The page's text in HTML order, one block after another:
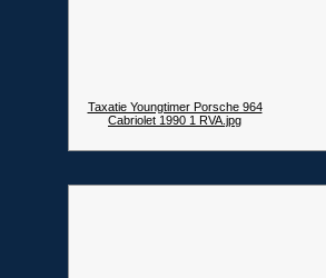
Taxatie Youngtimer Porsche 964
Cabriolet 1990 1 RVA.jpg